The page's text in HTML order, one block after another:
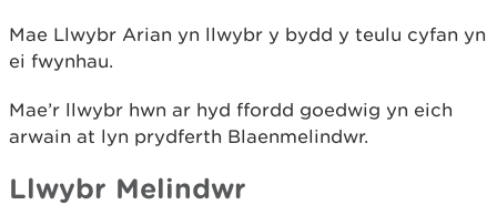
Mae Llwybr Arian yn llwybr y bydd y teulu cyfan yn
ei fwynhau.
Mae’r llwybr hwn ar hyd ffordd goedwig yn eich
arwain at lyn prydferth Blaenmelindwr.
Llwybr Melindwr